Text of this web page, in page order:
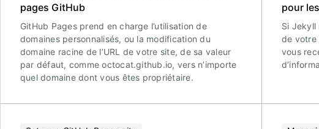
pages GitHub
GitHub Pages prend en charge l’utilisation de
domaines personnalisés, ou la modification du
domaine racine de l’URL de votre site, de sa valeur
par défaut, comme octocat.github.io, vers n’importe
quel domaine dont vous êtes propriétaire.
pour
Si Jekyll
de votre
vous